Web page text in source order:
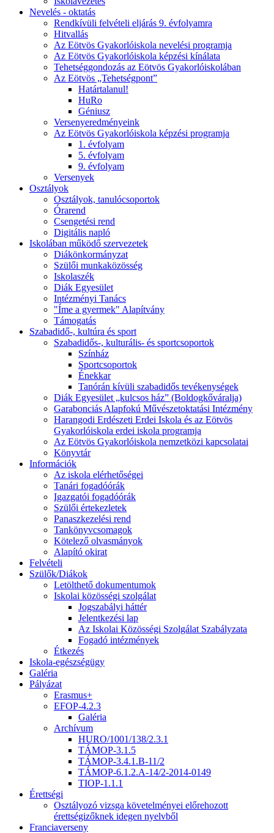
Nevelés - oktatás
Rendkívüli felvételi eljárás 9. évfolyamra
Hitvallás
Az Eötvös Gyakorlóiskola nevelési programja
Az Eötvös Gyakorlóiskola képzési kínálata
Tehetséggondozás az Eötvös Gyakorlóiskolában
Az Eötvös „Tehetségpont”
Határtalanul!
HuRo
Géniusz
Versenyeredményeink
Az Eötvös Gyakorlóiskola képzési programja
1. évfolyam
5. évfolyam
9. évfolyam
Versenyek
Osztályok
Osztályok, tanulócsoportok
Órarend
Csengetési rend
Digitális napló
Iskolában működő szervezetek
Diákönkormányzat
Szülői munkaközösség
Iskolaszék
Diák Egyesület
Intézményi Tanács
"Íme a gyermek" Alapítvány
Támogatás
Szabadidő-, kultúra és sport
Szabadidős-, kulturális- és sportcsoportok
Színház
Sportcsoportok
Énekkar
Tanórán kívüli szabadidős tevékenységek
Diák Egyesület „kulcsos ház” (Boldogkőváralja)
Garabonciás Alapfokú Művészetoktatási Intézmény
Harangodi Erdészeti Erdei Iskola és az Eötvös
Gyakorlóiskola erdei iskola programja
Az Eötvös Gyakorlóiskola nemzetközi kapcsolatai
Könyvtár
Információk
Az iskola elérhetőségei
Tanári fogadóórák
Igazgatói fogadóórák
Szülői értekezletek
Panaszkezelési rend
Tankönyvcsomagok
Kötelező olvasmányok
Alapító okirat
Felvételi
Szülők/Diákok
Letölthető dokumentumok
Iskolai közösségi szolgálat
Jogszabályi háttér
Jelentkezési lap
Az Iskolai Közösségi Szolgálat Szabályzata
Fogadó intézmények
Étkezés
Iskola-egészségügy
Galéria
Pályázat
Erasmus+
EFOP-4.2.3
Galéria
Archívum
HURO/1001/138/2.3.1
TÁMOP-3.1.5
TÁMOP-3.4.1.B-11/2
TÁMOP-6.1.2.A-14/2-2014-0149
TIOP-1.1.1
Érettségi
Osztályozó vizsga követelményei előrehozott
érettségizőknek idegen nyelvből
Franciaverseny